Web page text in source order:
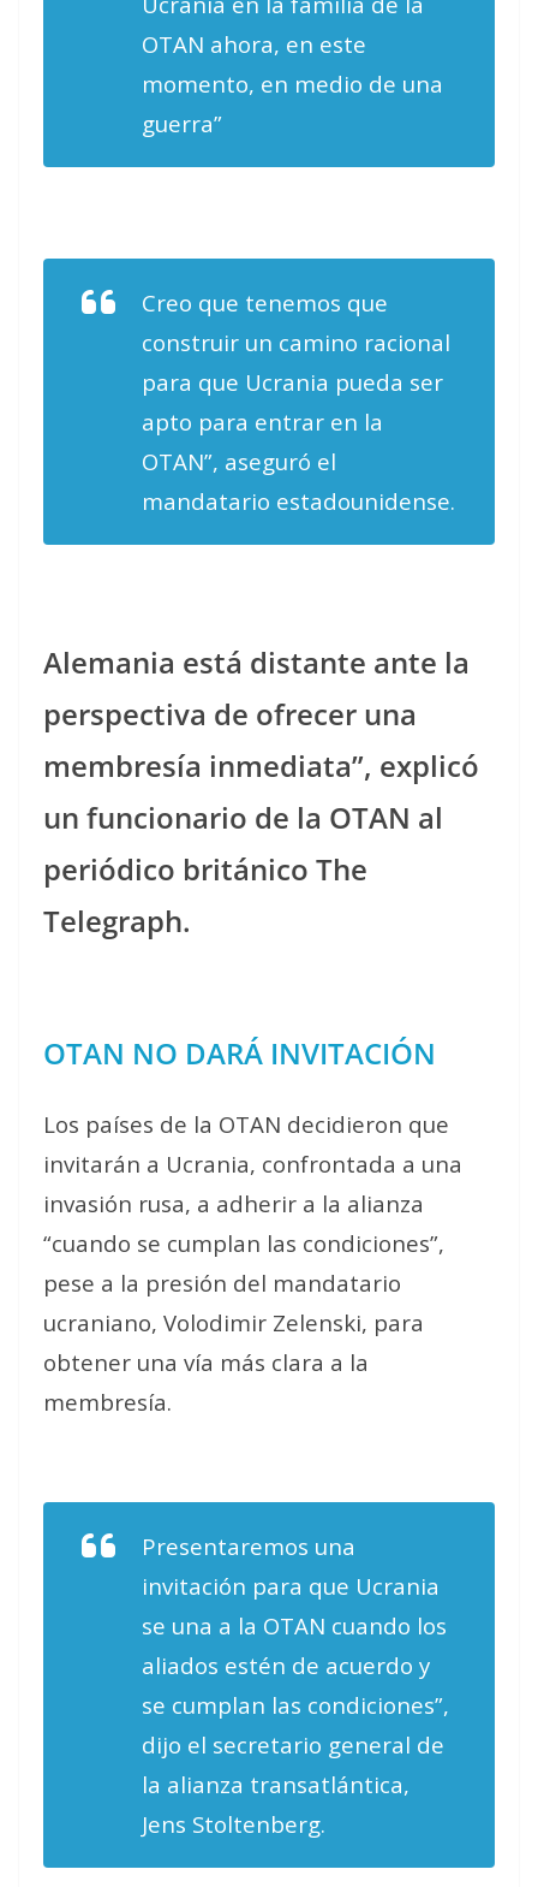
OTAN ahora, en este
momento, en medio de una
guerra”
Creo que tenemos que
construir un camino racional
para que Ucrania pueda ser
apto para entrar en la
OTAN”, aseguró el
mandatario estadounidense.
Alemania está distante ante la
perspectiva de ofrecer una
membresía inmediata”, explicó
un funcionario de la OTAN al
periódico británico The
Telegraph.
OTAN NO DARÁ INVITACIÓN
Los países de la OTAN decidieron que
invitarán a Ucrania, confrontada a una
invasión rusa, a adherir a la alianza
“cuando se cumplan las condiciones”,
pese a la presión del mandatario
ucraniano, Volodimir Zelenski, para
obtener una vía más clara a la
membresía.
Presentaremos una
invitación para que Ucrania
se una a la OTAN cuando los
aliados estén de acuerdo y
se cumplan las condiciones”,
dijo el secretario general de
la alianza transatlántica,
Jens Stoltenberg.